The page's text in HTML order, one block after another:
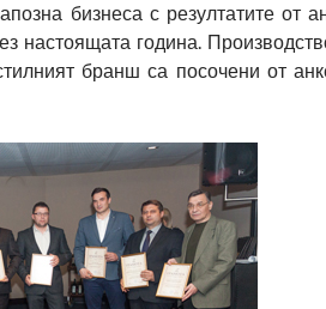
бизнеса с резултатите
настоящата година.
бранш са посочени от